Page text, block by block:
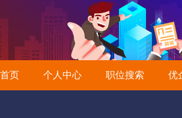
首页 个人中心 职位搜索 优